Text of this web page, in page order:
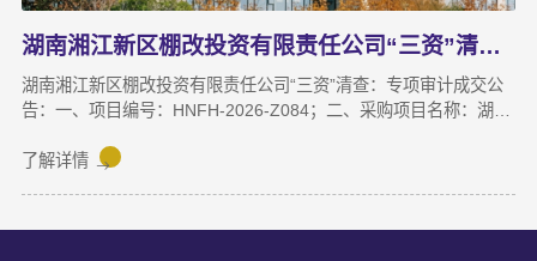
湖南湘江新区棚改投资有限责任公司“三资”清查 专项审计成交公告
湖南湘江新区棚改投资有限责任公司“三资”清查：专项审计成交公
告：一、项目编号：HNFH-2026-Z084；二、采购项目名称：湖南
（成交）信息：供应商名称：湖南天鉴联合会计师事务所（普通合
单：陈鹏程（组长）、黄海华、吴常青（业主评委）。
了解详情